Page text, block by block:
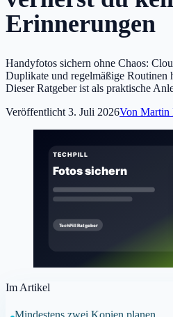
Erinnerungen
Handyfotos sichern ohne Chaos:
Duplikate und regelmäßige Routinen
Dieser Ratgeber ist als praktische
Veröffentlicht 3. Juli 2026Von Martin
Im Artikel